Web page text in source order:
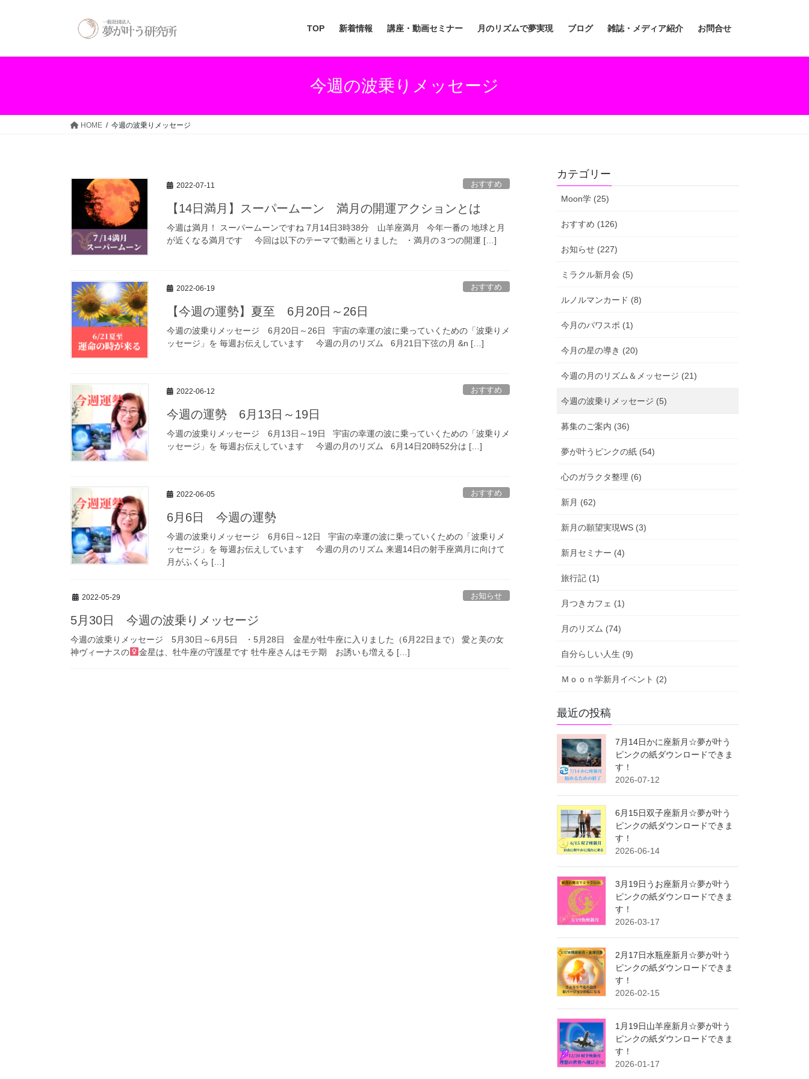
TOP 新着情報 講座・動画セミナー 月のリズムで夢実現 ブログ 雑誌・メディア紹介 お問合せ
今週の波乗りメッセージ
HOME 今週の波乗りメッセージ
2022-07-11 おすすめ
【14日満月】スーパームーン 満月の開運アクションとは
今週は満月！ スーパームーンですね 7月14日3時38分 山羊座満月 今年一番の 地球と月
が近くなる満月です 今回は以下のテーマで動画とりました ・満月の３つの開運 […]
2022-06-19 おすすめ
【今週の運勢】夏至 6月20日～26日
今週の波乗りメッセージ 6月20日～26日 宇宙の幸運の波に乗っていくための「波乗りメ
ッセージ」を 毎週お伝えしています 今週の月のリズム 6月21日下弦の月 &n […]
2022-06-12 おすすめ
今週の運勢 6月13日～19日
今週の波乗りメッセージ 6月13日～19日 宇宙の幸運の波に乗っていくための「波乗りメ
ッセージ」を 毎週お伝えしています 今週の月のリズム 6月14日20時52分は […]
2022-06-05 おすすめ
6月6日 今週の運勢
今週の波乗りメッセージ 6月6日～12日 宇宙の幸運の波に乗っていくための「波乗りメ
ッセージ」を 毎週お伝えしています 今週の月のリズム 来週14日の射手座満月に向けて
月がふくら […]
2022-05-29 お知らせ
5月30日 今週の波乗りメッセージ
今週の波乗りメッセージ 5月30日～6月5日 ・5月28日 金星が牡牛座に入りました（6月22日まで） 愛と美の女
神ヴィーナスの
金星は、牡牛座の守護星です 牡牛座さんはモテ期 お誘いも増える […]
カテゴリー
Moon学 (25)
おすすめ (126)
お知らせ (227)
ミラクル新月会 (5)
ルノルマンカード (8)
今月のパワスポ (1)
今月の星の導き (20)
今週の月のリズム＆メッセージ (21)
今週の波乗りメッセージ (5)
募集のご案内 (36)
夢が叶うピンクの紙 (54)
心のガラクタ整理 (6)
新月 (62)
新月の願望実現WS (3)
新月セミナー (4)
旅行記 (1)
月つきカフェ (1)
月のリズム (74)
自分らしい人生 (9)
Ｍｏｏｎ学新月イベント (2)
最近の投稿
7月14日かに座新月☆夢が叶う
ピンクの紙ダウンロードできま
す！
2026-07-12
6月15日双子座新月☆夢が叶う
ピンクの紙ダウンロードできま
す！
2026-06-14
3月19日うお座新月☆夢が叶う
ピンクの紙ダウンロードできま
す！
2026-03-17
2月17日水瓶座新月☆夢が叶う
ピンクの紙ダウンロードできま
す！
2026-02-15
1月19日山羊座新月☆夢が叶う
ピンクの紙ダウンロードできま
す！
2026-01-17